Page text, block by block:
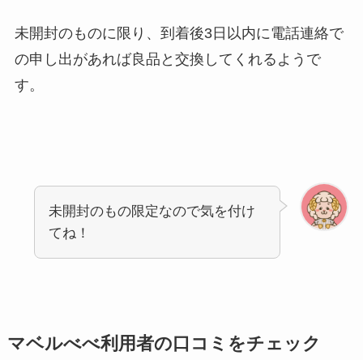
未開封のものに限り、到着後3日以内に電話連絡で
の申し出があれば良品と交換してくれるようで
す。
未開封のもの限定なので気を付け
てね！
マベルべべ利用者の口コミをチェック